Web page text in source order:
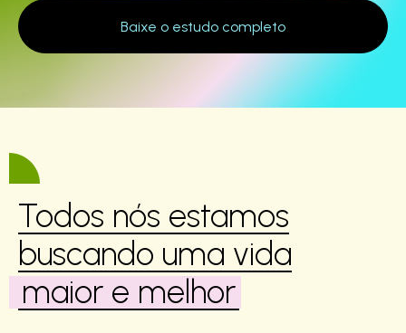
Todos nós estamos
buscando uma vida
maior e melhor